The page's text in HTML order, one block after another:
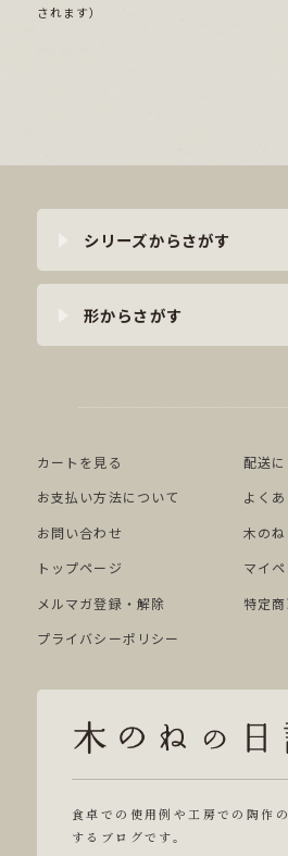
されます）
シリーズからさがす
形からさがす
カートを見る
配送
お支払い方法について
よく
お問い合わせ
木の
トップページ
マイ
メルマガ登録・解除
特定
プライバシーポリシー
食卓での使用例や工房での陶作
するブログです。